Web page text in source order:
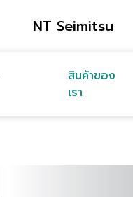
NT Seimitsu
สินค้าของ
เรา